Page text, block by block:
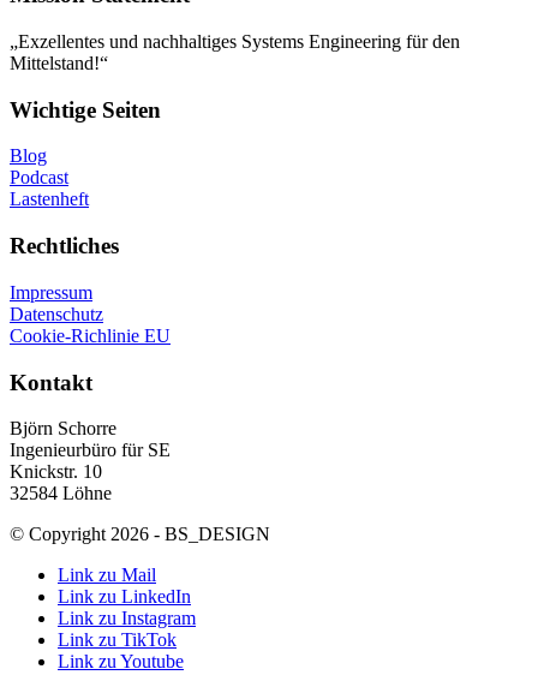
„Exzellentes und nachhaltiges Systems Engineering für den
Mittelstand!“
Wichtige Seiten
Blog
Podcast
Lastenheft
Rechtliches
Impressum
Datenschutz
Cookie-Richlinie EU
Kontakt
Björn Schorre
Ingenieurbüro für SE
Knickstr. 10
32584 Löhne
© Copyright 2026 - BS_DESIGN
Link zu Mail
Link zu LinkedIn
Link zu Instagram
Link zu TikTok
Link zu Youtube